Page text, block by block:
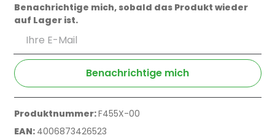
Benachrichtige mich, sobald das Produkt wieder
auf Lager ist.
Benachrichtige mich
Produktnummer:F455X-00
EAN: 4006873426523